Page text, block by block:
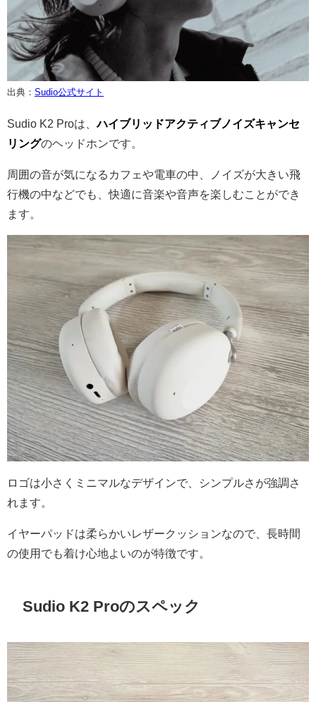
出典： Sudio公式サイト
Sudio K2 Proは、 ハイブリッドアクティブノイズキャンセ
リングのヘッドホンです。
周囲の音が気になるカフェや電車の中、ノイズが大きい飛
行機の中などでも、快適に音楽や音声を楽しむことができ
ます。
ロゴは小さくミニマルなデザインで、シンプルさが強調さ
れます。
イヤーパッドは柔らかいレザークッションなので、長時間
の使用でも着け心地よいのが特徴です。
Sudio K2 Proのスペック